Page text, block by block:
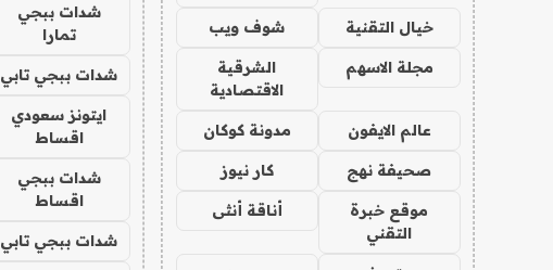
خيال التقنية شوف ويب
مجلة الاسهم
الشرقية
الاقتصادية
عالم الايفون مدونة كوكان
صحيفة نهج كار نيوز
موقع خبرة
التقني
أناقة أنثى
شدات ببجي
تمارا
شدات ببجي تابي
ايتونز سعودي
اقساط
شدات ببجي
اقساط
شدات ببجي تابي